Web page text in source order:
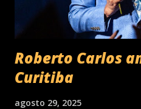
Roberto Carlos
Curitiba
agosto 29, 2025